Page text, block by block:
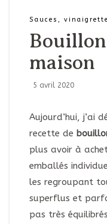
Sauces,
maison
5 avril 2020
Aujourd’hui, j’ai
recette de
plus avoir à
emballés
les regroupant
superflus et
pas très